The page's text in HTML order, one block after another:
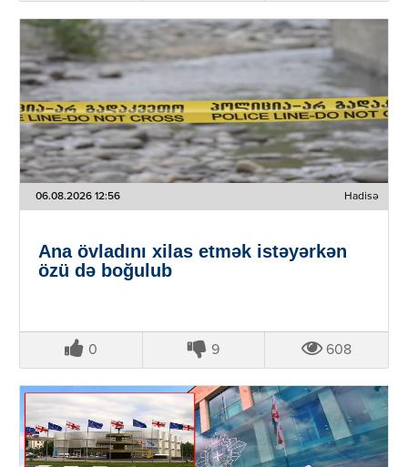
06.08.2026 12:56 Hadisə
Ana övladını xilas etmək istəyərkən
özü də boğulub
0 9 608